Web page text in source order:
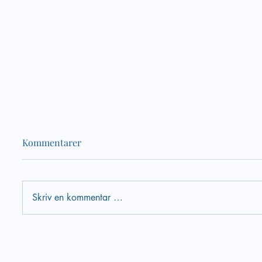
Kommentarer
Skriv en kommentar …